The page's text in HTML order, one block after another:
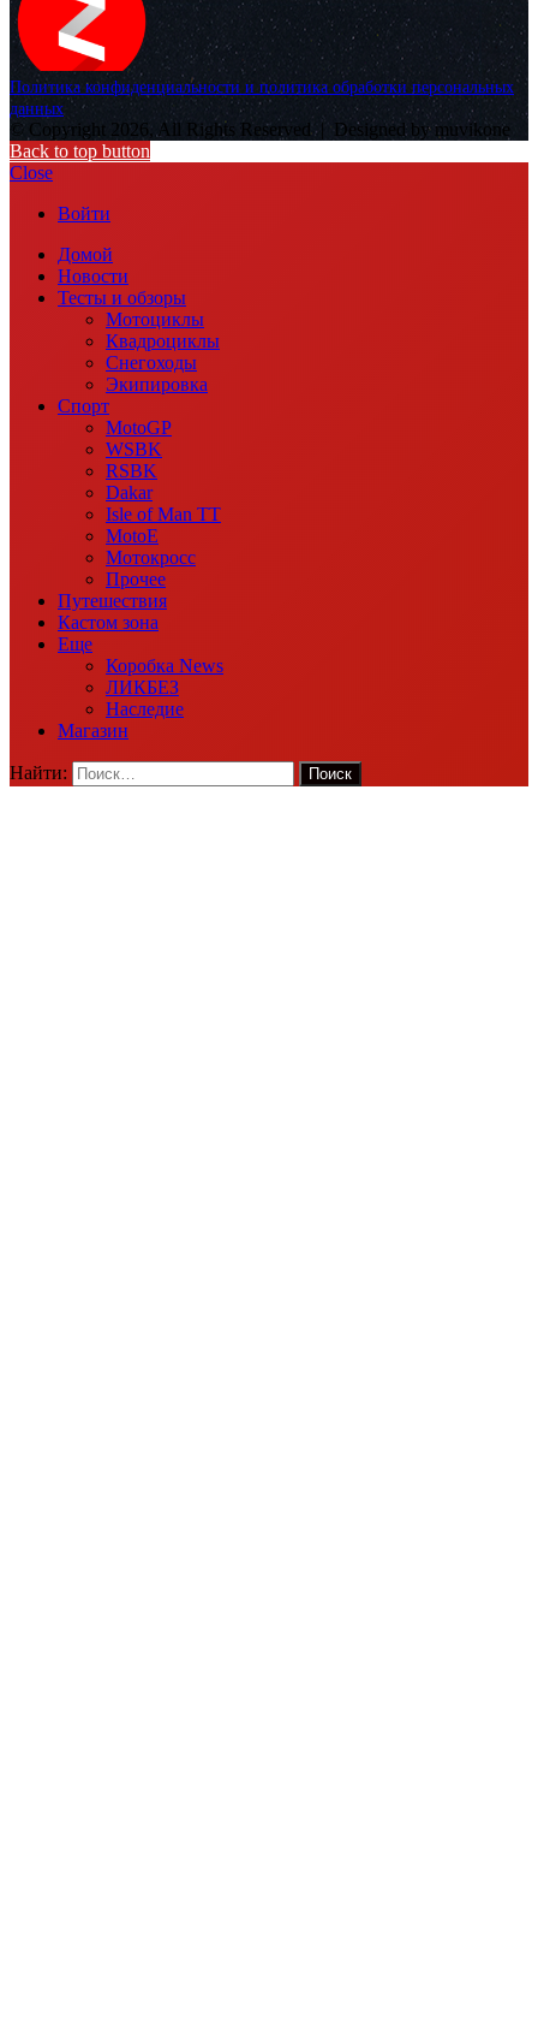
Политика конфиденциальности и политика обработки персональных
данных
© Copyright 2026, All Rights Reserved | Designed by muvikone
Back to top button
Close
Войти
Домой
Новости
Тесты и обзоры
Мотоциклы
Квадроциклы
Снегоходы
Экипировка
Спорт
MotoGP
WSBK
RSBK
Dakar
Isle of Man TT
MotoE
Мотокросс
Прочее
Путешествия
Кастом зона
Еще
Коробка News
ЛИКБЕЗ
Наследие
Магазин
Найти: